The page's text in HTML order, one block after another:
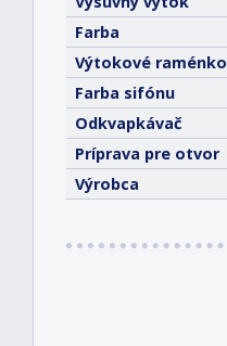
Farba
Výtokové raménko
Farba sifónu
Odkvapkávač
Príprava pre otvor
Výrobca